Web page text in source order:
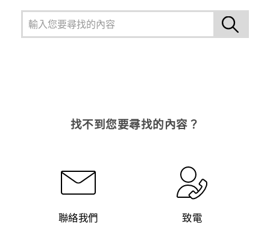
找不到您要尋找的內容？
聯絡我們 致電